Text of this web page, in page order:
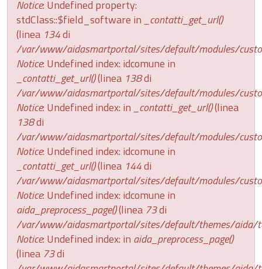
Notice: Undefined property:
stdClass::$field_software in _contatti_get_url()
(linea 134di
/var/www/aidasmartportal/sites/default/modules/
Notice: Undefined index: idcomune in
_contatti_get_url()(linea 138di
/var/www/aidasmartportal/sites/default/modules/
Notice: Undefined index: in _contatti_get_url()(linea
138di
/var/www/aidasmartportal/sites/default/modules/
Notice: Undefined index: idcomune in
_contatti_get_url()(linea 144di
/var/www/aidasmartportal/sites/default/modules/
Notice: Undefined index: idcomune in
aida_preprocess_page()(linea 73di
/var/www/aidasmartportal/sites/default/themes/aida/
Notice: Undefined index: in aida_preprocess_page()
(linea 73di